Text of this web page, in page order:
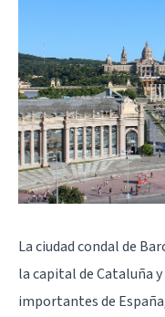
La ciudad condal de
la capital de Cataluña
importantes de